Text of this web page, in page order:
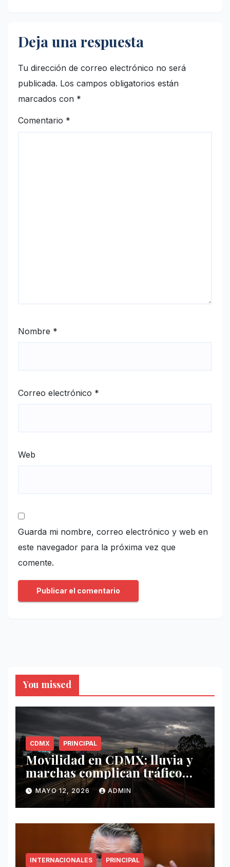
Deja una respuesta
Tu dirección de correo electrónico no será
publicada. Los campos obligatorios están
marcados con *
Comentario *
Nombre *
Correo electrónico *
Web
Guarda mi nombre, correo electrónico y web en
este navegador para la próxima vez que
comente.
You missed
CDMX PRINCIPAL
Movilidad en CDMX: lluvia y
marchas complican tráfico
este 12 de mayo
MAYO 12, 2026 ADMIN
INTERNACIONALES PRINCIPAL